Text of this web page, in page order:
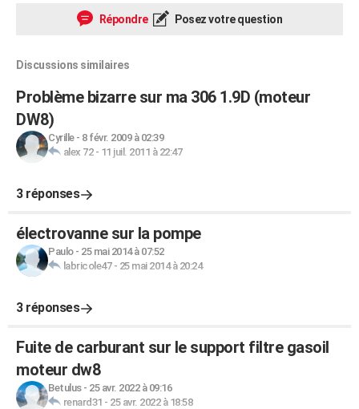
Répondre Posez votre question
Discussions similaires
Problème bizarre sur ma 306 1.9D (moteur
DW8)
Cyrille- 8 févr. 2009 à 02:39
alex 72- 11 juil. 2011 à 22:47
3 réponses
électrovanne sur la pompe
Paulo- 25 mai 2014 à 07:52
labricole47- 25 mai 2014 à 20:24
3 réponses
Fuite de carburant sur le support filtre gasoil
moteur dw8
Betulus- 25 avr. 2022 à 09:16
renard31 - 25 avr. 2022 à 18:58